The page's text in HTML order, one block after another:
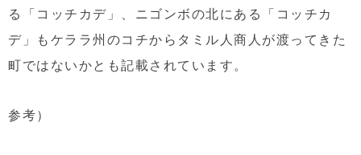
る「コッチカデ」、ニゴンボの北にある「コッチカ
デ」もケララ州のコチからタミル人商人が渡ってきた
町ではないかとも記載されています。
参考）